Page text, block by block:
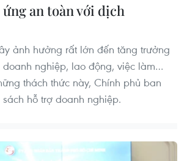
an toàn với dịch
ảnh hưởng rất lớn đến tăng trưởng
doanh nghiệp, lao động, việc làm…
thách thức này, Chính phủ ban
hỗ trợ doanh nghiệp.